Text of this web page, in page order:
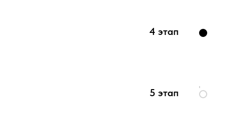
4 этап
5 этап